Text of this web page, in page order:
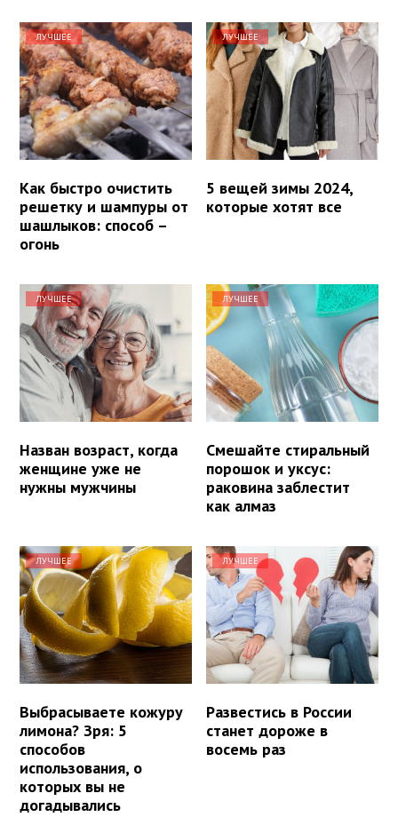
ЛУЧШЕЕ
Как быстро очистить
решетку и шампуры от
шашлыков: способ –
огонь
ЛУЧШЕЕ
5 вещей зимы 2024,
которые хотят все
ЛУЧШЕЕ
Назван возраст, когда
женщине уже не
нужны мужчины
ЛУЧШЕЕ
Смешайте стиральный
порошок и уксус:
раковина заблестит
как алмаз
ЛУЧШЕЕ
Выбрасываете кожуру
лимона? Зря: 5
способов
использования, о
которых вы не
догадывались
ЛУЧШЕЕ
Развестись в России
станет дороже в
восемь раз